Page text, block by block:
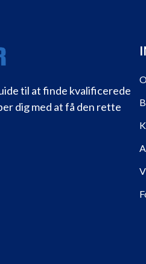
til at finde kvalificerede
dig med at få den rette